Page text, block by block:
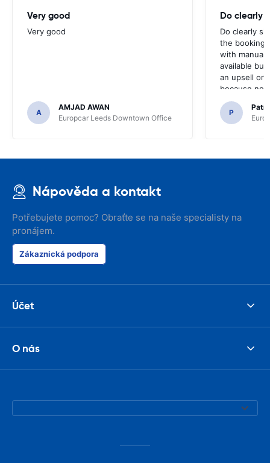
Very good
Very good
A
AMJAD AWAN
Europcar Leeds Downtown Office
Do clearly
Do clearly
the booking
with manual
available
an upsell or
because no
time of
P
Nápověda a kontakt
Potřebujete pomoc? Obraťte se na naše specialisty na
pronájem.
Zákaznická podpora
Účet
O nás